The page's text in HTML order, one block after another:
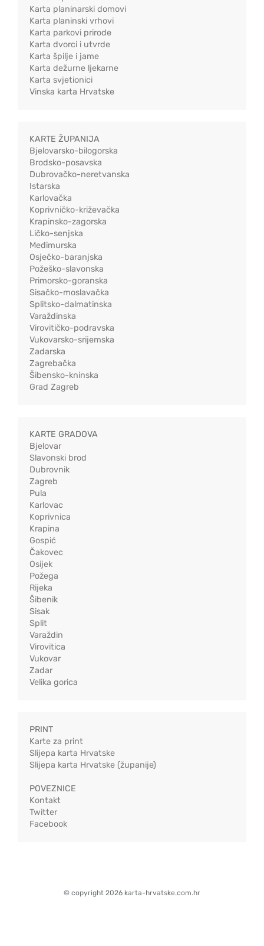
Karta planinarski domovi
Karta planinski vrhovi
Karta parkovi prirode
Karta dvorci i utvrde
Karta špilje i jame
Karta dežurne ljekarne
Karta svjetionici
Vinska karta Hrvatske
KARTE ŽUPANIJA
Bjelovarsko-bilogorska
Brodsko-posavska
Dubrovačko-neretvanska
Istarska
Karlovačka
Koprivničko-križevačka
Krapinsko-zagorska
Ličko-senjska
Međimurska
Osječko-baranjska
Požeško-slavonska
Primorsko-goranska
Sisačko-moslavačka
Splitsko-dalmatinska
Varaždinska
Virovitičko-podravska
Vukovarsko-srijemska
Zadarska
Zagrebačka
Šibensko-kninska
Grad Zagreb
KARTE GRADOVA
Bjelovar
Slavonski brod
Dubrovnik
Zagreb
Pula
Karlovac
Koprivnica
Krapina
Gospić
Čakovec
Osijek
Požega
Rijeka
Šibenik
Sisak
Split
Varaždin
Virovitica
Vukovar
Zadar
Velika gorica
PRINT
Karte za print
Slijepa karta Hrvatske
Slijepa karta Hrvatske (županije)
POVEZNICE
Kontakt
Twitter
Facebook
© copyright 2026 karta-hrvatske.com.hr